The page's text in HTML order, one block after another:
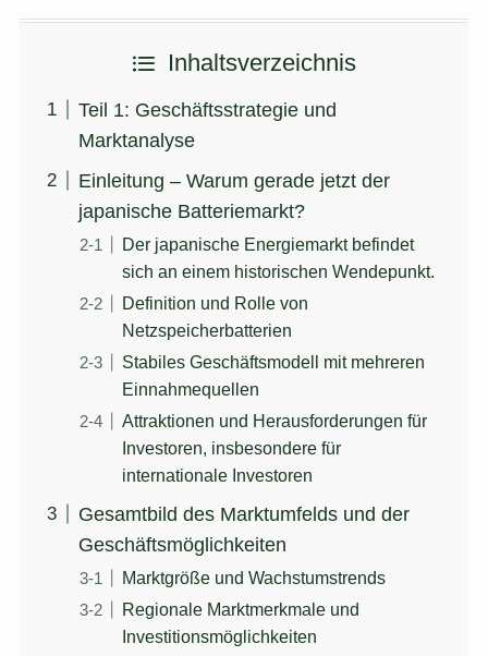
Inhaltsverzeichnis
Teil 1: Geschäftsstrategie und
Marktanalyse
Einleitung – Warum gerade jetzt der
japanische Batteriemarkt?
Der japanische Energiemarkt befindet
sich an einem historischen Wendepunkt.
Definition und Rolle von
Netzspeicherbatterien
Stabiles Geschäftsmodell mit mehreren
Einnahmequellen
Attraktionen und Herausforderungen für
Investoren, insbesondere für
internationale Investoren
Gesamtbild des Marktumfelds und der
Geschäftsmöglichkeiten
Marktgröße und Wachstumstrends
Regionale Marktmerkmale und
Investitionsmöglichkeiten